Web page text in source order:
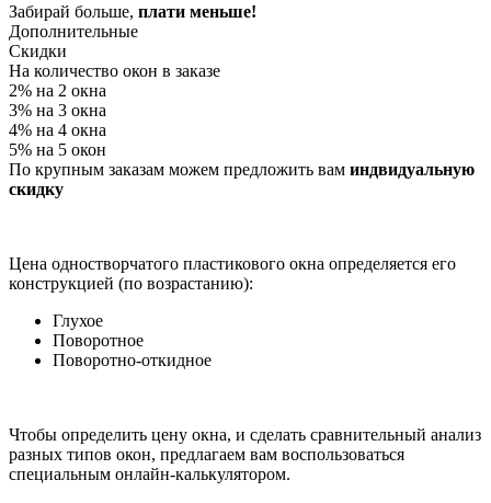
Забирай больше, плати меньше!
Дополнительные
Скидки
На количество окон в заказе
2% на 2 окна
3% на 3 окна
4% на 4 окна
5% на 5 окон
По крупным заказам можем предложить вам индвидуальную
скидку
Цена одностворчатого пластикового окна определяется его
конструкцией (по возрастанию):
Глухое
Поворотное
Поворотно-откидное
Чтобы определить цену окна, и сделать сравнительный анализ
разных типов окон, предлагаем вам воспользоваться
специальным онлайн-калькулятором.